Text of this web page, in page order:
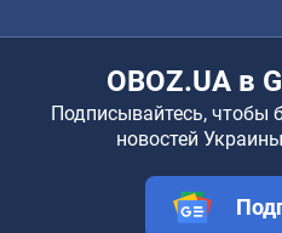
OBOZ.UA в
Подписывайтесь, чтобы
новостей